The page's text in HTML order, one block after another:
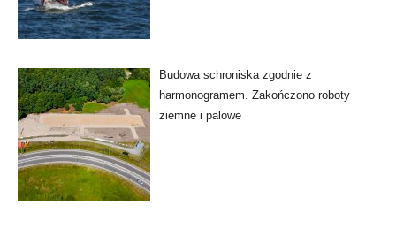
Budowa schroniska zgodnie z
harmonogramem. Zakończono roboty
ziemne i palowe